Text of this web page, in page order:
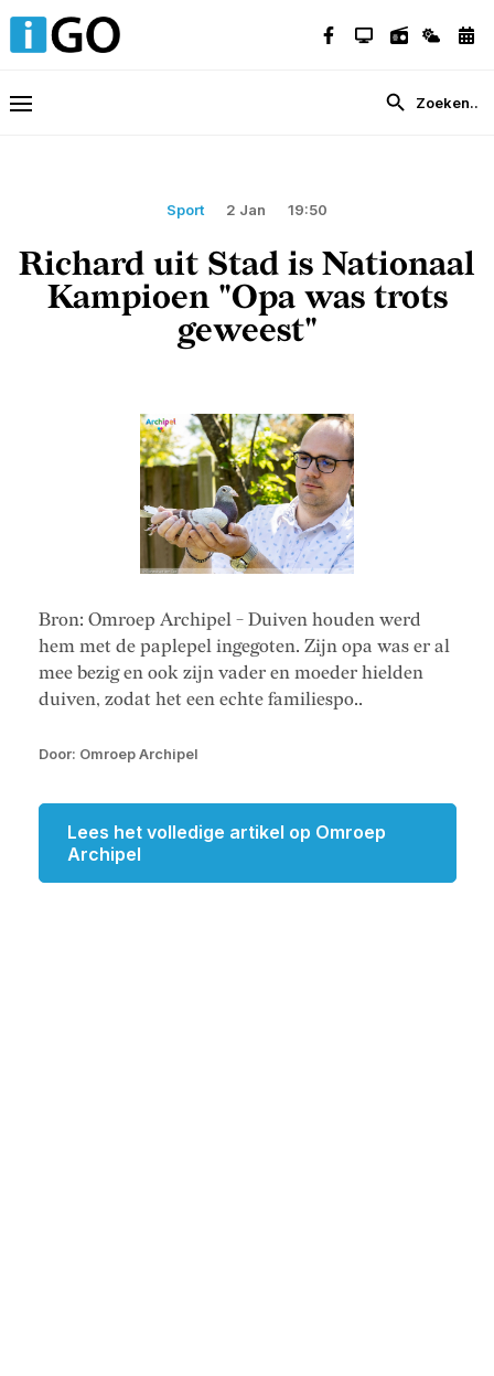
Sport 2 Jan 19:50
Richard uit Stad is Nationaal
Kampioen "Opa was trots
geweest"
Bron: Omroep Archipel - Duiven houden werd
hem met de paplepel ingegoten. Zijn opa was er al
mee bezig en ook zijn vader en moeder hielden
duiven, zodat het een echte familiespo..
Door: Omroep Archipel
Lees het volledige artikel op Omroep
Archipel